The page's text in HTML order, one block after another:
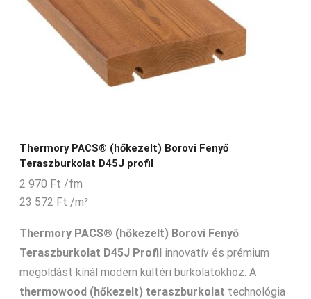
Thermory PACS® (hőkezelt) Borovi Fenyő
Teraszburkolat D45J profil
2 970 Ft /fm
23 572 Ft /m²
Thermory PACS® (hőkezelt) Borovi Fenyő
Teraszburkolat D45J Profil innovatív és prémium
megoldást kínál modern kültéri burkolatokhoz. A
thermowood (hőkezelt) teraszburkolat technológia